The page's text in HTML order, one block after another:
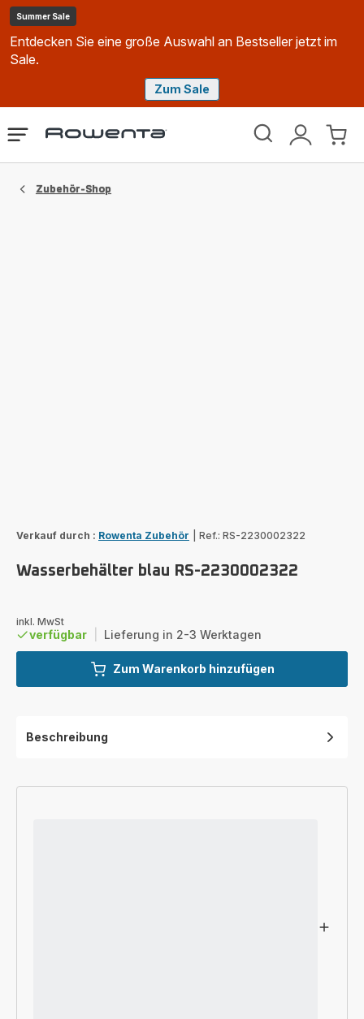
Summer Sale
Entdecken Sie eine große Auswahl an Bestseller jetzt im
Sale.
Zum Sale
Rowenta
Mein
Mein
Das
Zubehör-Shop
Verkauf durch : Rowenta Zubehör Ref.: RS-2230002322
Wasserbehälter blau RS-2230002322
inkl. MwSt
verfügbar Lieferung in 2-3 Werktagen
Zum Warenkorb hinzufügen
Beschreibung